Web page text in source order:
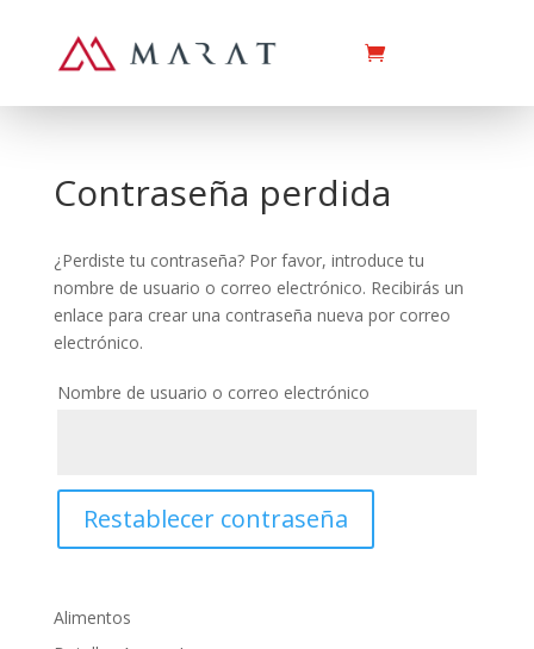
Contraseña perdida
¿Perdiste tu contraseña? Por favor, introduce tu
nombre de usuario o correo electrónico. Recibirás un
enlace para crear una contraseña nueva por correo
electrónico.
Nombre de usuario o correo electrónico
Restablecer contraseña
Alimentos